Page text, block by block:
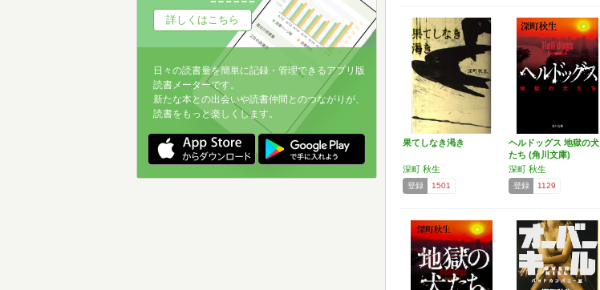
果てしなき渇き
深町 秋生
登録 1501
ヘルドッグス 地獄の犬
たち (角川文庫)
深町 秋生
登録 1129
詳しくはこちら
日々の読書量を簡単に記録・管理できるアプリ版
読書メーターです。
新たな本との出会いや読書仲間とのつながりが、
読書をもっと楽しくします。